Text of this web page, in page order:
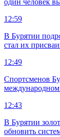
один человек
12:59
В Бурятии
стал их
12:49
Спортсменов
международном
12:43
В Бурятии
обновить